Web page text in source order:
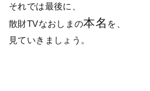
それでは最後に、
散財TVなおしまの本名 を、
見ていきましょう。